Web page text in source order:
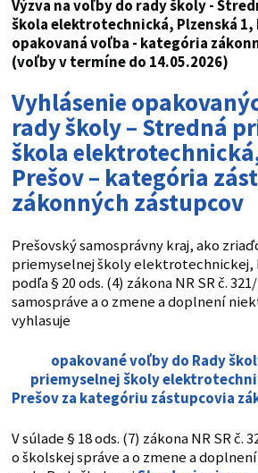
Výzva na voľby do rady školy -
škola elektrotechnická, Plzenská 1,
opakovaná voľba - kategória
(voľby v termíne do 14.05.2026)
Vyhlásenie
rady školy – Stredná
škola
Prešov – kategória
zákonných zástupcov
Prešovský samosprávny kraj, ako
priemyselnej školy elektrotechnickej,
podľa § 20 ods. (4) zákona NR SR č.
samospráve a o zmene a doplnení
vyhlasuje
opakované voľby do Rady
priemyselnej školy
Prešovza kategóriu zástupcovia
V súlade § 18 ods. (7) zákona NR SR č.
o školskej správe a o zmene a